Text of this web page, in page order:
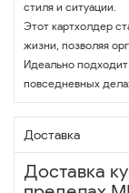
стиля и ситуации.
Этот картхолдер
жизни, позволяя
Идеально подходит
повседневных
Доставка
Доставка